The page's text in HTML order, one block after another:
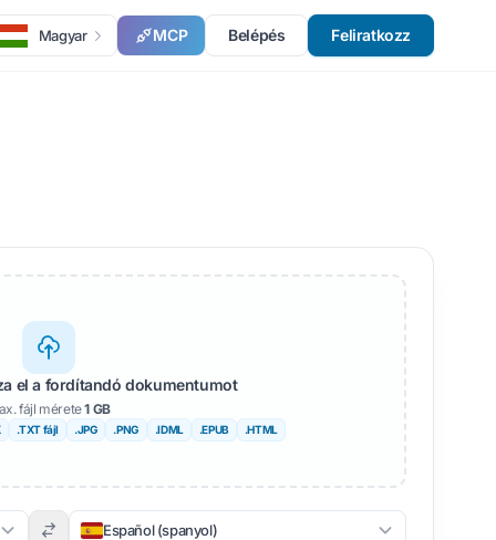
Magyar MCP Belépés Feliratkozz
el a fordítandó dokumentumot
fájl mérete1 GB
.TXT fájl .JPG .PNG .IDML .EPUB .HTML
Español (spanyol)